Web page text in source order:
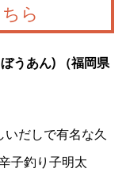
ら
うあん) （福岡県
だしで有名な久
子釣り子明太